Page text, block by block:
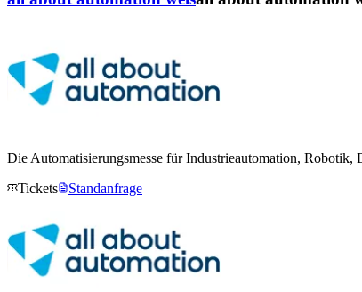
Die Automatisierungsmesse für Industrieautomation, Robotik,
Tickets
Standanfrage